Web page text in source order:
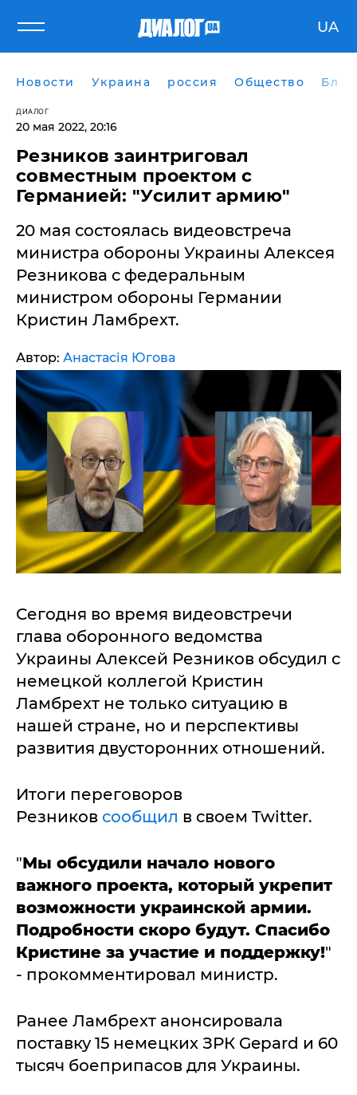
UA
Новости Украина россия Общество
ДИАЛОГ
20 мая 2022, 20:16
Резников заинтриговал
совместным проектом с
Германией: "Усилит армию"
​20 мая состоялась видеовстреча
министра обороны Украины Алексея
Резникова с федеральным
министром обороны Германии
Кристин Ламбрехт.
Автор: Анастасія Югова
Сегодня во время видеовстречи
глава оборонного ведомства
Украины Алексей Резников обсудил с
немецкой коллегой Кристин
Ламбрехт не только ситуацию в
нашей стране, но и перспективы
развития двусторонних отношений.
Итоги переговоров
Резников сообщил в своем Twitter.
"Мы обсудили начало нового
важного проекта, который укрепит
возможности украинской армии.
Подробности скоро будут. Спасибо
Кристине за участие и поддержку!"
- прокомментировал министр.
Ранее Ламбрехт анонсировала
поставку 15 немецких ЗРК Gepard и 60
тысяч боеприпасов для Украины.